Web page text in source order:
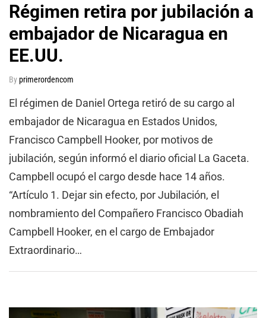
Régimen retira por jubilación a
embajador de Nicaragua en
EE.UU.
Byprimerordencom
El régimen de Daniel Ortega retiró de su cargo al
embajador de Nicaragua en Estados Unidos,
Francisco Campbell Hooker, por motivos de
jubilación, según informó el diario oficial La Gaceta.
Campbell ocupó el cargo desde hace 14 años.
“Artículo 1. Dejar sin efecto, por Jubilación, el
nombramiento del Compañero Francisco Obadiah
Campbell Hooker, en el cargo de Embajador
Extraordinario…